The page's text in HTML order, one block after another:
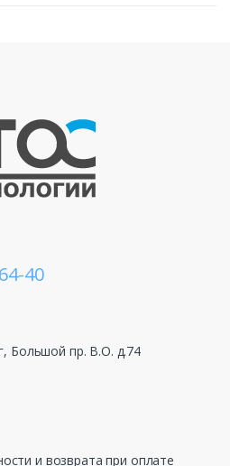
40
Большой пр. В.О. д.74
и возврата при оплате